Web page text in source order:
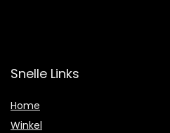
Snelle Links
Home
Winkel